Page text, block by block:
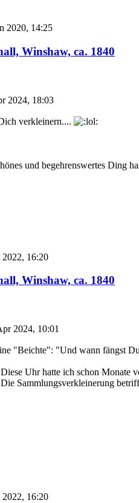
2020, 14:25
Winshaw, ca. 1840
2024, 18:03
verkleinern....
und begehrenswertes Ding
16:20
Winshaw, ca. 1840
2024, 10:01
"Beichte": "Und wann fängst
Uhr hatte ich schon Monate
Sammlungsverkleinerung
16:20